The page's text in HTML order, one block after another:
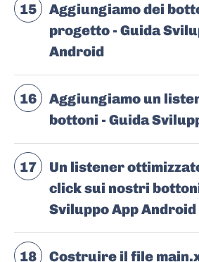
15
Aggiungiamo dei
progetto - Guida
Android
16
Aggiungiamo un
bottoni - Guida
17
Un listener
click sui nostri
Sviluppo App Android
18 Costruire il file